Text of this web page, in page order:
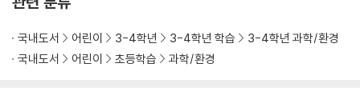
국내도서 어린이 3-4학년 3-4학년 학습
3-4학년 과학/환경
국내도서
어린이 초등학습 과학/환경